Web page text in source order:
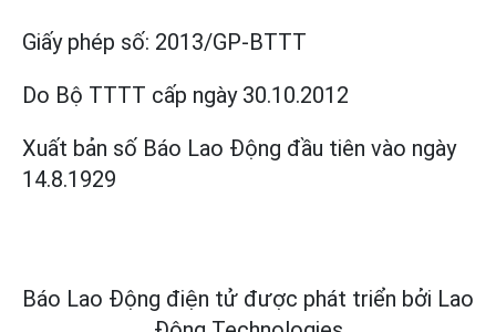
Giấy phép số: 2013/GP-BTTT
Do Bộ TTTT cấp ngày 30.10.2012
Xuất bản số Báo Lao Động đầu tiên vào ngày
14.8.1929
Báo Lao Động điện tử được phát triển bởi Lao